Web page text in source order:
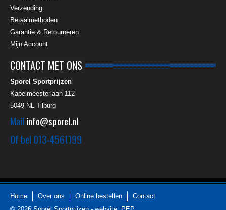
Verzending
Betaalmethoden
Garantie & Retourneren
Mijn Account
CONTACT MET ONS
Sporel Sportprijzen
Kapelmeesterlaan 112
5049 NL
Tilburg
Mail info@sporel.nl
Of bel 013-4561199
Home Over ons Online bestellen
Contact